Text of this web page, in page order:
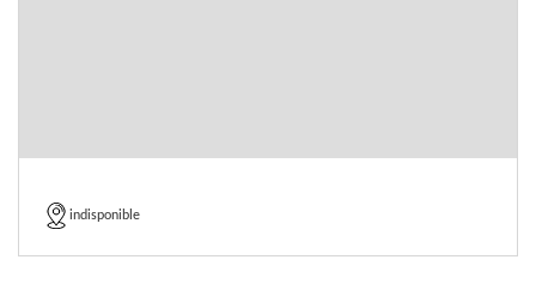
indisponible